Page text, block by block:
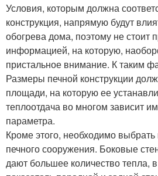
Условия, которым должна
конструкция, напрямую будут
обогрева дома, поэтому не стоит
информацией, на которую,
пристальное внимание. К таким
Размеры печной конструкции
площади, на которую ее
теплоотдача во многом зависит
параметра.
Кроме этого, необходимо
печного сооружения. Боковые
дают большее количество тепла,